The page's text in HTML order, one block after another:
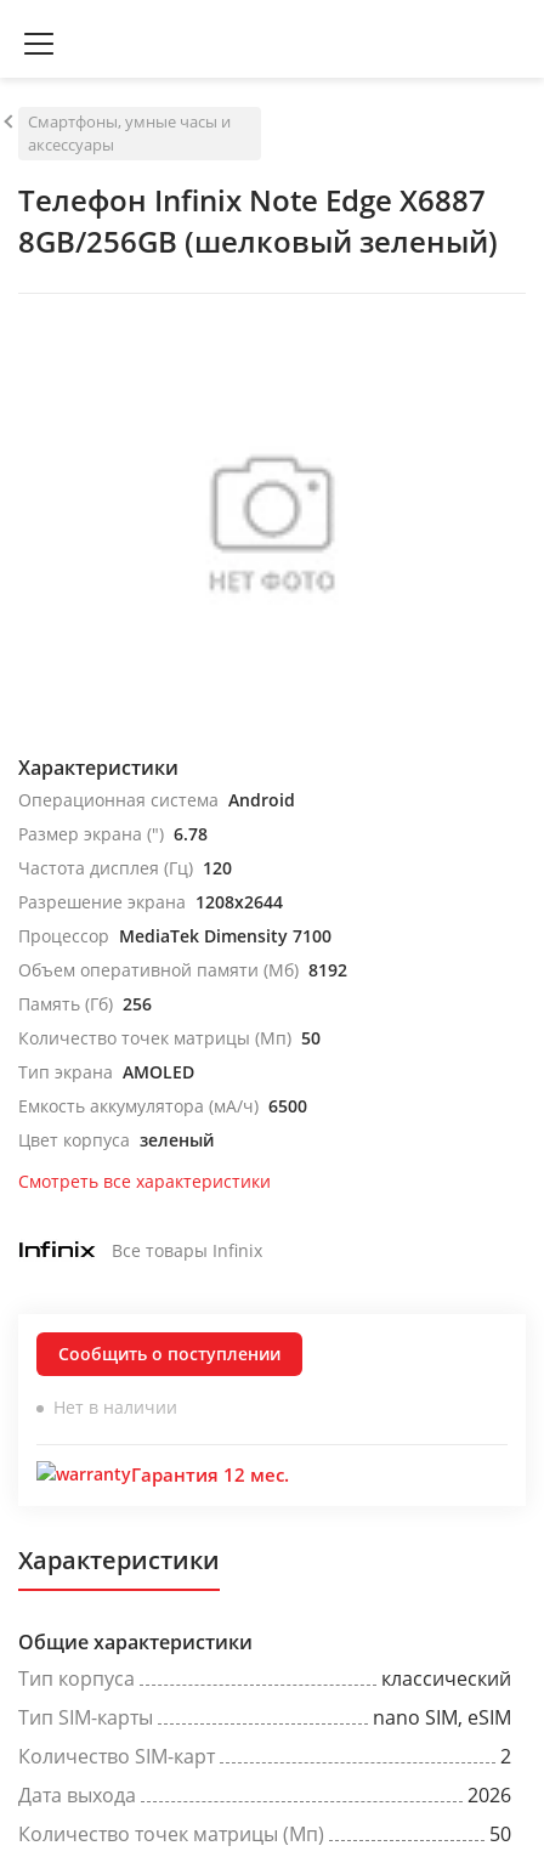
Смартфоны, умные часы и
аксессуары
Телефон Infinix Note Edge X6887
8GB/256GB (шелковый зеленый)
Характеристики
Операционная система Android
Размер экрана (") 6.78
Частота дисплея (Гц) 120
Разрешение экрана 1208x2644
Процессор MediaTek Dimensity 7100
Объем оперативной памяти (Мб) 8192
Память (Гб) 256
Количество точек матрицы (Мп) 50
Тип экрана AMOLED
Емкость аккумулятора (мА/ч) 6500
Цвет корпуса зеленый
Смотреть все характеристики
Все товары Infinix
Сообщить о поступлении
Нет в наличии
Гарантия 12 мес.
Характеристики
Общие характеристики
Тип корпуса
классический
Тип SIM-карты
nano SIM, eSIM
Количество SIM-карт
2
Дата выхода
2026
Количество точек матрицы (Мп)
50